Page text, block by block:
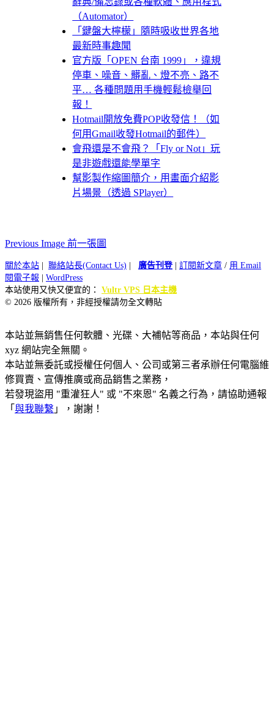
（Automator）
「鍵盤大檸檬」隨時吸收世界各地
最新時事趣聞
官方版「OPEN 台南 1999」，違規
停車、噪音、髒亂、燈不亮、路不
平… 各種問題用手機輕鬆檢舉回
報！
Hotmail開放免費POP收發信！（如
何用Gmail收發Hotmail的郵件）
會飛還是不會飛？「Fly or Not」玩
是非遊戲還能學單字
幫影製作縮圖簡介，用畫面介紹影
片場景（透過 SPlayer）
Previous Image 前一張圖
關於本站 聯絡站長(Contact Us) 廣告刊登| 訂閱新文章 / 用 Email
閱電子報
WordPress
本站使用又快又便宜的： Vultr VPS 日本主機
© 2026 版權所有，非經授權請勿全文轉貼
本站並無銷售任何軟體、光碟、大補帖等商品，本站與任何
xyz 網站完全無關。
本站並無委託或授權任何個人、公司或第三者承辦任何電腦維
修買賣、宣傳推廣或商品銷售之業務，
若發現盜用 "重灌狂人" 或 "不來恩" 名義之行為，請協助通報
「 與我聯繫 」，謝謝！